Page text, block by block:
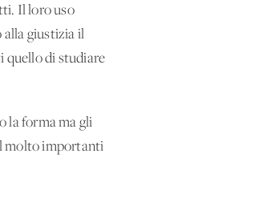
Il loro uso
alla giustizia il
quello di studiare
la forma ma gli
molto importanti